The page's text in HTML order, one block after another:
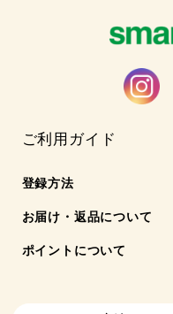
ご利用ガイド
登録方法
お届け・返品について
ポイントについて